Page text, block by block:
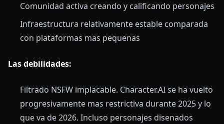
Comunidad activa creando y calificando personajes
Infraestructura relativamente estable comparada
con plataformas mas pequenas
Las debilidades:
Filtrado NSFW implacable. Character.AI se ha vuelto
progresivamente mas restrictiva durante 2025 y lo
que va de 2026. Incluso personajes disenados